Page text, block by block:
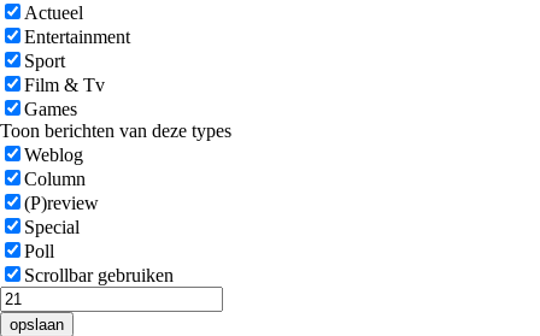
Actueel
Entertainment
Sport
Film & Tv
Games
Toon berichten van deze types
Weblog
Column
(P)review
Special
Poll
Scrollbar gebruiken
opslaan